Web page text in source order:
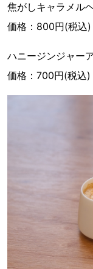
焦がしキャラメル
価格：800円(税込)
ハニージンジャー
価格：700円(税込)